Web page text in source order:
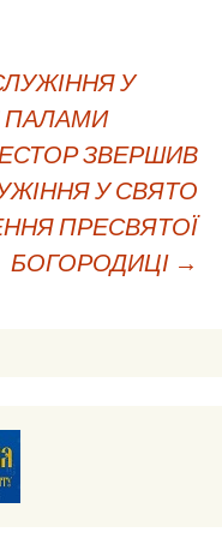
У
ПАЛАМИ
ЗВЕРШИВ
У СВЯТО
ПРЕСВЯТОЇ
БОГОРОДИЦІ →